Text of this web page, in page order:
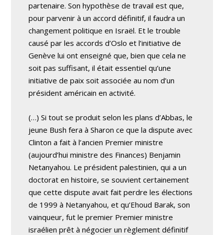
partenaire. Son hypothèse de travail est que,
pour parvenir à un accord définitif, il faudra un
changement politique en Israël. Et le trouble
causé par les accords d’Oslo et l’initiative de
Genève lui ont enseigné que, bien que cela ne
soit pas suffisant, il était essentiel qu’une
initiative de paix soit associée au nom d’un
président américain en activité.
(…) Si tout se produit selon les plans d’Abbas, le
jeune Bush fera à Sharon ce que la dispute avec
Clinton a fait à l’ancien Premier ministre
(aujourd’hui ministre des Finances) Benjamin
Netanyahou. Le président palestinien, qui a un
doctorat en histoire, se souvient certainement
que cette dispute avait fait perdre les élections
de 1999 à Netanyahou, et qu’Ehoud Barak, son
vainqueur, fut le premier Premier ministre
israélien prêt à négocier un règlement définitif